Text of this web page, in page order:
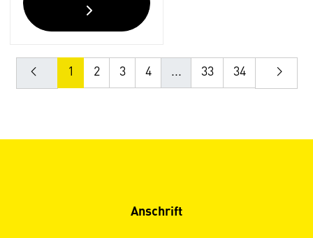
1 2 3 4 ... 33 34
Anschrift